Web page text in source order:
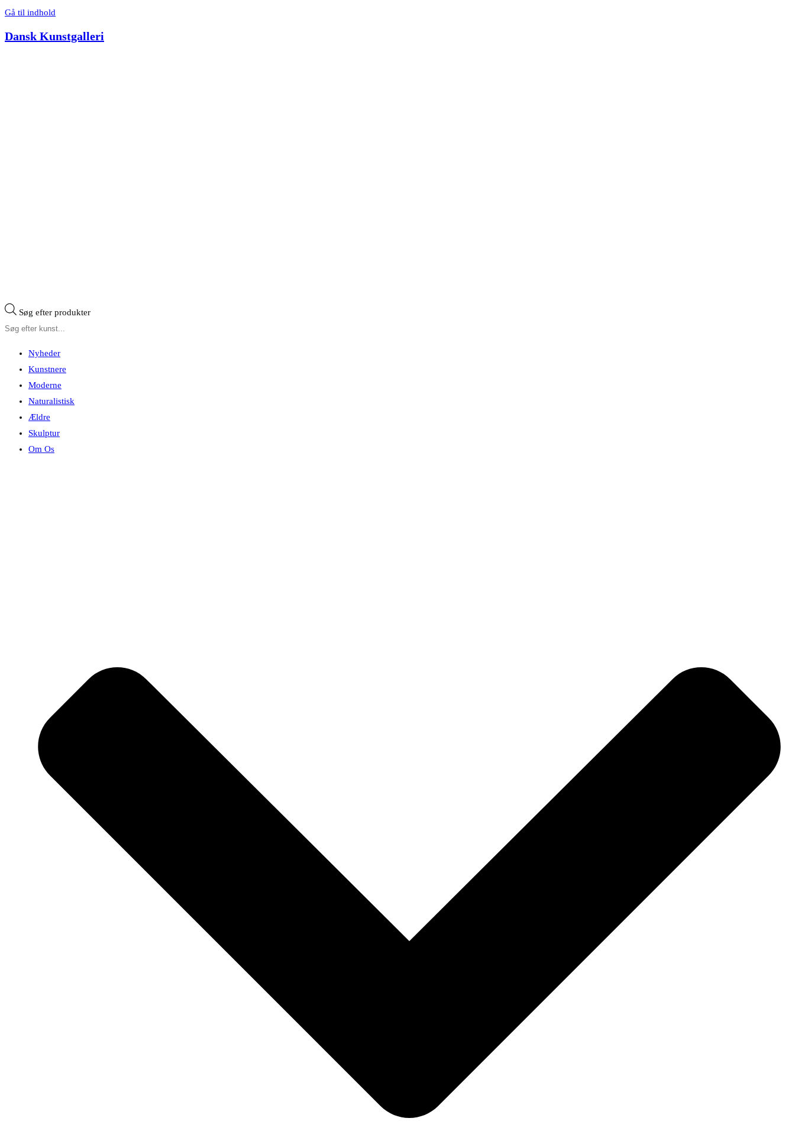
Gå til indhold
Dansk Kunstgalleri
Søg efter produkter
Nyheder
Kunstnere
Moderne
Naturalistisk
Ældre
Skulptur
Om Os